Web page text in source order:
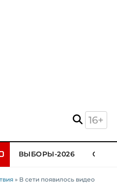
16+
ВЫБОРЫ-2026
» В сети появилось видео